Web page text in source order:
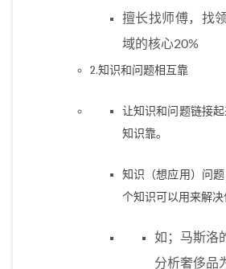
擅长找师傅，找
域的核心20%
2.知识和问题相互靠
让知识和问题链接
知识靠。
知识（想应用）问
个知识可以用来解决
如；马斯洛
分析奢侈品